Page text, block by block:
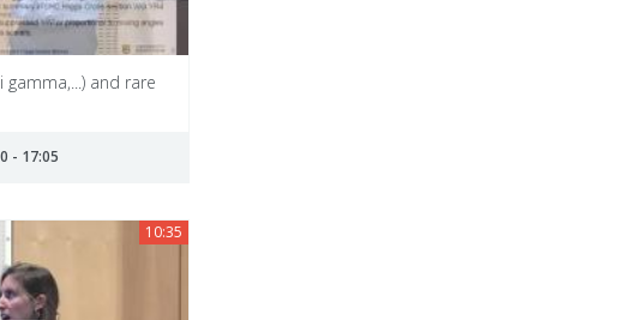
gamma,...) and rare
- 17:05
10:35